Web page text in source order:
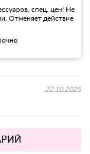
спец. цен! Не
Отменяет действие
22.10.2025